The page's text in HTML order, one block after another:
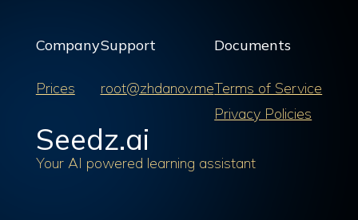
Company
Prices
Support
root@zhdanov.me
Documents
Terms of Service
Privacy Policies
Seedz.ai
Your AI powered learning assistant